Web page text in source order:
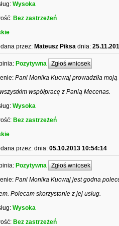
Wysoka
Bez zastrzeżeń
przez: Mateusz Piksa dnia:
Pozytywna Zgłoś wniosek
Pani Monika Kucwaj prowadziła
współpracę z Panią Mecenas.
Wysoka
Bez zastrzeżeń
przez: dnia: 05.10.2013 10:54:14
Pozytywna Zgłoś wniosek
Pani Monika Kucwaj jest godna
Polecam skorzystanie z jej usług.
Wysoka
Bez zastrzeżeń